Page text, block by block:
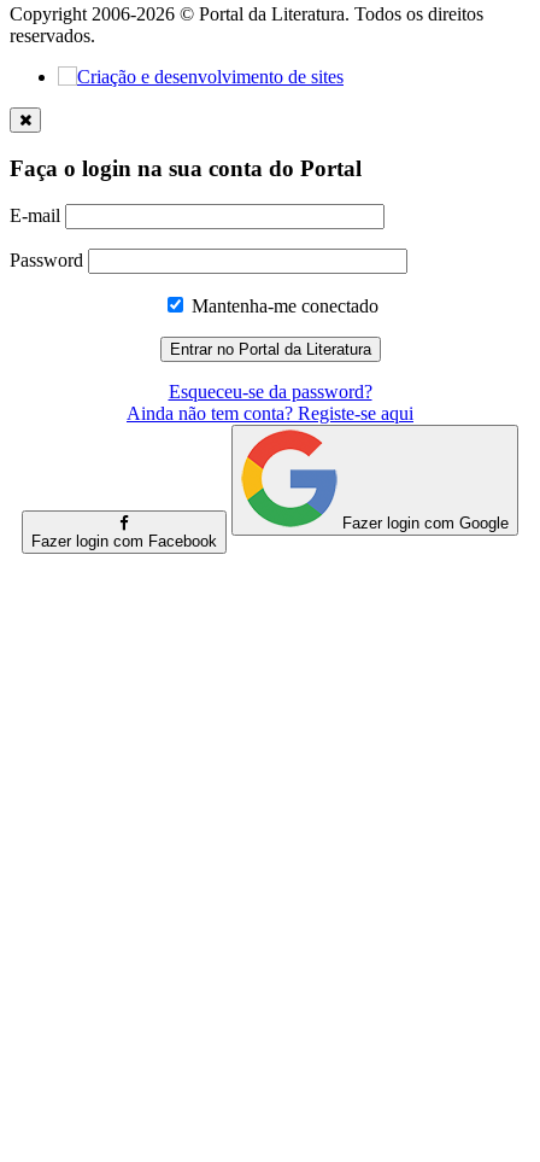
Copyright 2006-2026 © Portal da Literatura. Todos os direitos
reservados.
Faça o login na sua conta do Portal
E-mail
Password
Mantenha-me conectado
Esqueceu-se da password?
Ainda não tem conta? Registe-se aqui
Fazer login com Facebook
Fazer login com Google